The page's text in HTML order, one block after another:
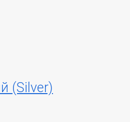
(Silver)